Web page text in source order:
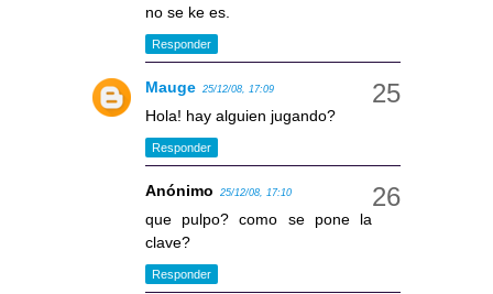
no se ke es.
Responder
Mauge 25/12/08, 17:09
Hola! hay alguien jugando?
Responder
Anónimo 25/12/08, 17:10
que pulpo? como se pone la
clave?
Responder